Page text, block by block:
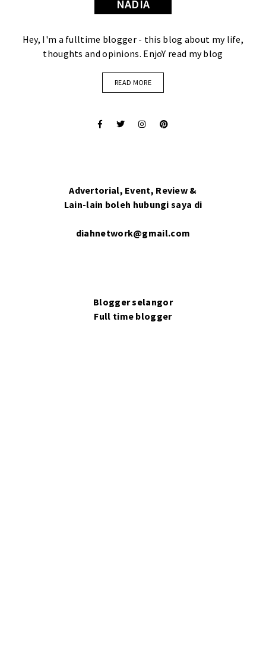
NADIA
Hey, I'm a fulltime blogger - this blog about my life,
thoughts and opinions. EnjoY read my blog
READ MORE
Advertorial, Event, Review &
Lain-lain boleh hubungi saya di
diahnetwork@gmail.com
Blogger selangor
Full time blogger